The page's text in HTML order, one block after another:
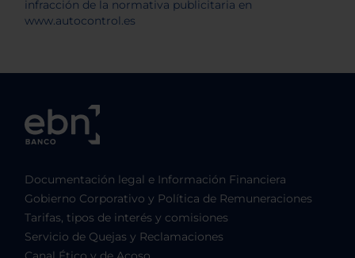
Documentación legal e Información Financiera
Gobierno Corporativo y Política de Remuneraciones
Tarifas, tipos de interés y comisiones
Servicio de Quejas y Reclamaciones